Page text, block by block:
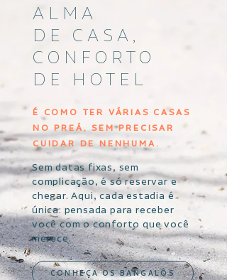
ALMA
DE CASA,
CONFORTO
DE HOTEL
É COMO TER VÁRIAS CASAS
NO PREÁ, SEM PRECISAR
CUIDAR DE NENHUMA.
Sem datas fixas, sem
complicação, é só reservar e
chegar. Aqui, cada estadia é
única: pensada para receber
você com o conforto que você
merece.
CONHEÇA OS BANGALÔS